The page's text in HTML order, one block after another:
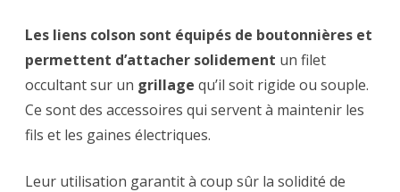
Les liens colson sont équipés de boutonnières et
permettent d’attacher solidement un filet
occultant sur un grillage qu’il soit rigide ou souple.
Ce sont des accessoires qui servent à maintenir les
fils et les gaines électriques.
Leur utilisation garantit à coup sûr la solidité de